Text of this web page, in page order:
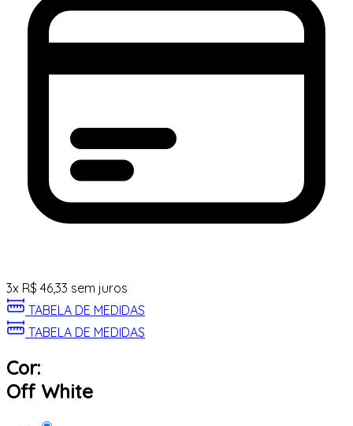
3x R$ 46,33 sem juros
TABELA DE MEDIDAS
TABELA DE MEDIDAS
Cor:
Off White